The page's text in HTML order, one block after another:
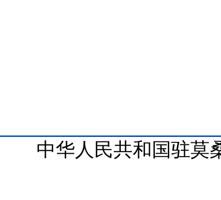
中华人民共和国驻莫